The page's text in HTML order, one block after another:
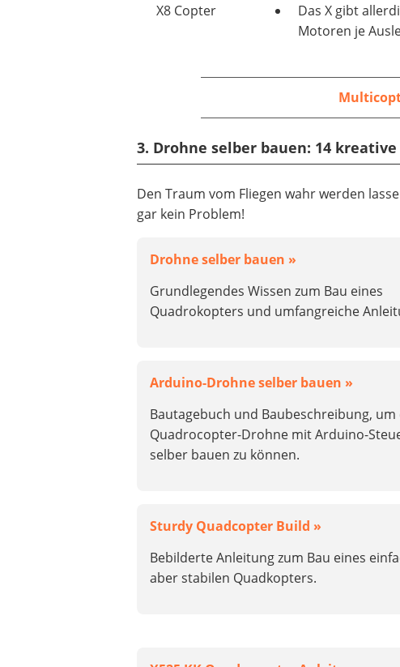
X8 Copter
Das X gibt
Motoren je
3. Drohne selber bauen: 14
Den Traum vom Fliegen wahr werden
gar kein Problem!
Drohne selber bauen »
Grundlegendes Wissen zum Bau eines
Quadrokopters und umfangreiche
Arduino-Drohne selber bauen »
Bautagebuch und Baubeschreibung, um
Quadrocopter-Drohne mit Arduino-
selber bauen zu können.
Sturdy Quadcopter Build »
Bebilderte Anleitung zum Bau eines
aber stabilen Quadkopters.